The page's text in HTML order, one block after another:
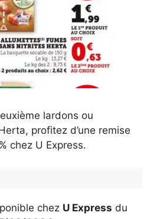
lardons ou
profitez d’une remise
chez U Express.
chez U Express du